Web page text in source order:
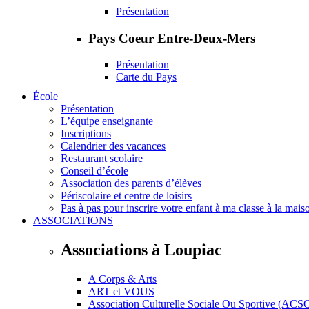
Présentation
Pays Coeur Entre-Deux-Mers
Présentation
Carte du Pays
École
Présentation
L’équipe enseignante
Inscriptions
Calendrier des vacances
Restaurant scolaire
Conseil d’école
Association des parents d’élèves
Périscolaire et centre de loisirs
Pas à pas pour inscrire votre enfant à ma classe à la
ASSOCIATIONS
Associations à Loupiac
A Corps & Arts
ART et VOUS
Association Culturelle Sociale Ou Sportive